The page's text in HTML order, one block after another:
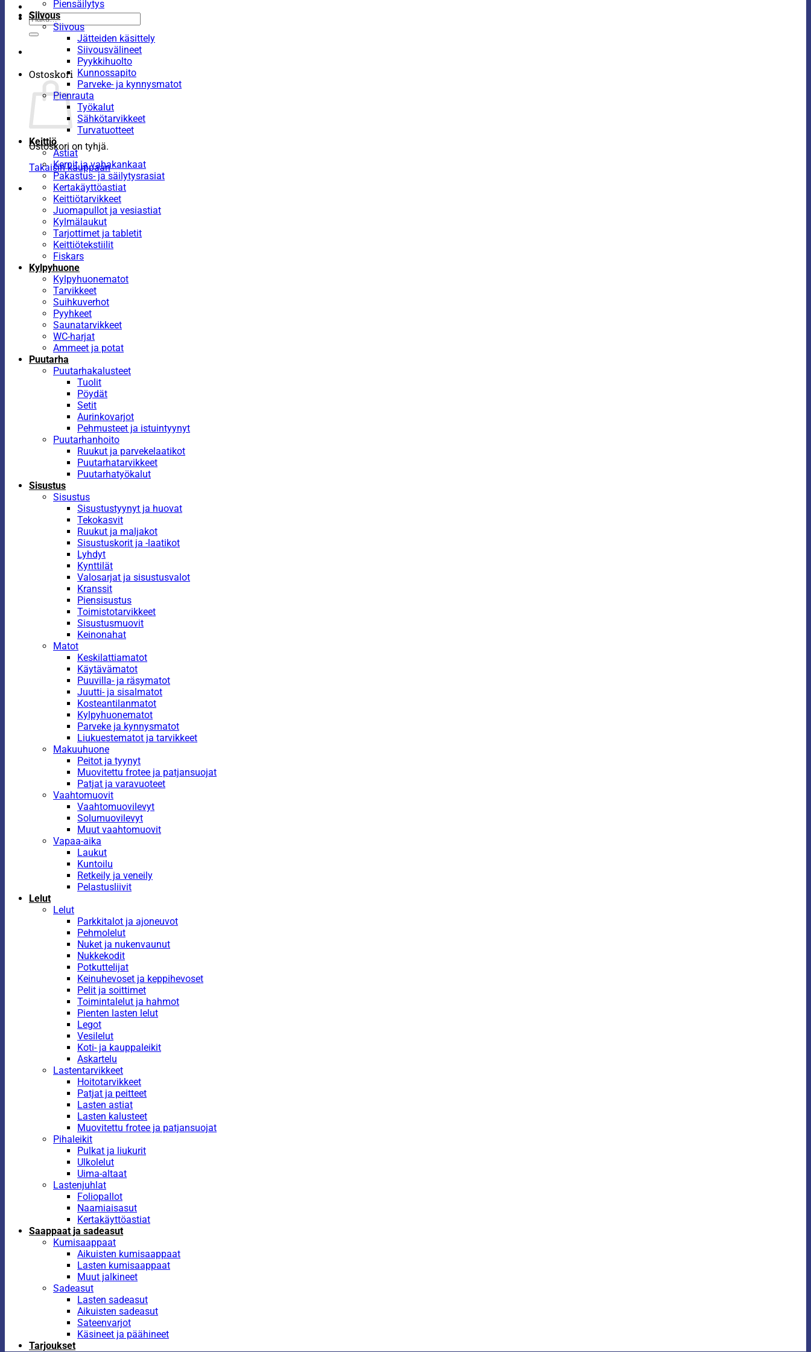
Etsi:
Ostoskori
Ostoskori on tyhjä.
Takaisin kauppaan
Piensäilytys
Siivous
Siivous
Jätteiden käsittely
Siivousvälineet
Pyykkihuolto
Kunnossapito
Parveke- ja kynnysmatot
Pienrauta
Työkalut
Sähkötarvikkeet
Turvatuotteet
Keittiö
Astiat
Kernit ja vahakankaat
Pakastus- ja säilytysrasiat
Kertakäyttöastiat
Keittiötarvikkeet
Juomapullot ja vesiastiat
Kylmälaukut
Tarjottimet ja tabletit
Keittiötekstiilit
Fiskars
Kylpyhuone
Kylpyhuonematot
Tarvikkeet
Suihkuverhot
Pyyhkeet
Saunatarvikkeet
WC-harjat
Ammeet ja potat
Puutarha
Puutarhakalusteet
Tuolit
Pöydät
Setit
Aurinkovarjot
Pehmusteet ja istuintyynyt
Puutarhanhoito
Ruukut ja parvekelaatikot
Puutarhatarvikkeet
Puutarhatyökalut
Sisustus
Sisustus
Sisustustyynyt ja huovat
Tekokasvit
Ruukut ja maljakot
Sisustuskorit ja -laatikot
Lyhdyt
Kynttilät
Valosarjat ja sisustusvalot
Kranssit
Piensisustus
Toimistotarvikkeet
Sisustusmuovit
Keinonahat
Matot
Keskilattiamatot
Käytävämatot
Puuvilla- ja räsymatot
Juutti- ja sisalmatot
Kosteantilanmatot
Kylpyhuonematot
Parveke ja kynnysmatot
Liukuestematot ja tarvikkeet
Makuuhuone
Peitot ja tyynyt
Muovitettu frotee ja patjansuojat
Patjat ja varavuoteet
Vaahtomuovit
Vaahtomuovilevyt
Solumuovilevyt
Muut vaahtomuovit
Vapaa-aika
Laukut
Kuntoilu
Retkeily ja veneily
Pelastusliivit
Lelut
Lelut
Parkkitalot ja ajoneuvot
Pehmolelut
Nuket ja nukenvaunut
Nukkekodit
Potkuttelijat
Keinuhevoset ja keppihevoset
Pelit ja soittimet
Toimintalelut ja hahmot
Pienten lasten lelut
Legot
Vesilelut
Koti- ja kauppaleikit
Askartelu
Lastentarvikkeet
Hoitotarvikkeet
Patjat ja peitteet
Lasten astiat
Lasten kalusteet
Muovitettu frotee ja patjansuojat
Pihaleikit
Pulkat ja liukurit
Ulkolelut
Uima-altaat
Lastenjuhlat
Foliopallot
Naamiaisasut
Kertakäyttöastiat
Saappaat ja sadeasut
Kumisaappaat
Aikuisten kumisaappaat
Lasten kumisaappaat
Muut jalkineet
Sadeasut
Lasten sadeasut
Aikuisten sadeasut
Sateenvarjot
Käsineet ja päähineet
Tarjoukset